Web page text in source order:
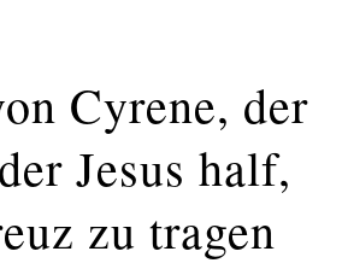
Cyrene, der
Jesus half,
zu tragen